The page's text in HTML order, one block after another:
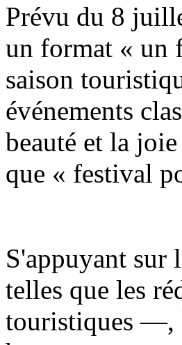
Prévu du 8
un format « un
saison
événements
beauté et la
que « festival
S'appuyant sur
telles que les
touristiques —,